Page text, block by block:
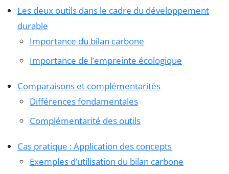
Les deux outils dans le cadre du développement
durable
Importance du bilan carbone
Importance de l’empreinte écologique
Comparaisons et complémentarités
Différences fondamentales
Complémentarité des outils
Cas pratique : Application des concepts
Exemples d’utilisation du bilan carbone